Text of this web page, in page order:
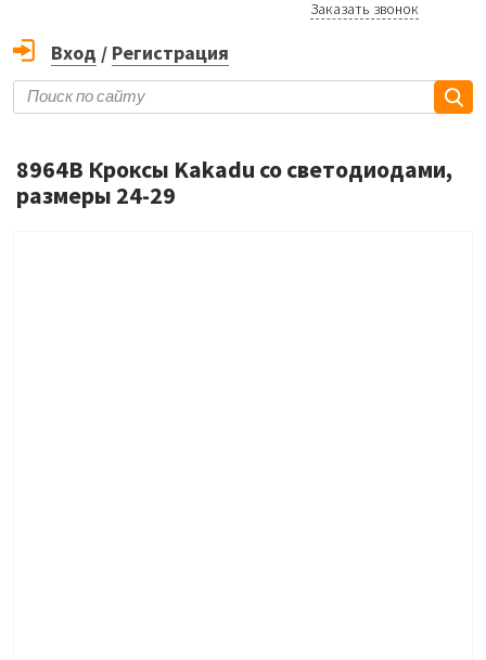
Заказать звонок
Вход / Регистрация
8964B Кроксы Kakadu со светодиодами,
размеры 24-29